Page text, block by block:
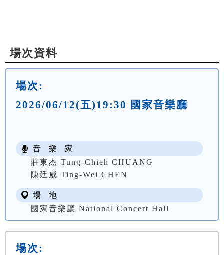
場次資料
場次:
2026/06/12(五)19:30 國家音樂廳
音 樂 家
莊東杰 Tung-Chieh CHUANG
陳廷威 Ting-Wei CHEN
場 地
國家音樂廳 National Concert Hall
場次: